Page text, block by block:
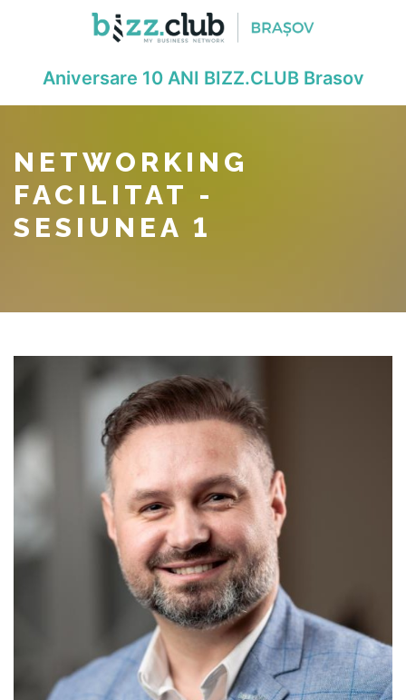
Aniversare 10 ANI BIZZ.CLUB Brasov
NETWORKING
FACILITAT -
SESIUNEA 1